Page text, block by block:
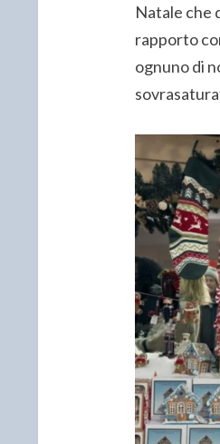
Natale che
rapporto
ognuno di